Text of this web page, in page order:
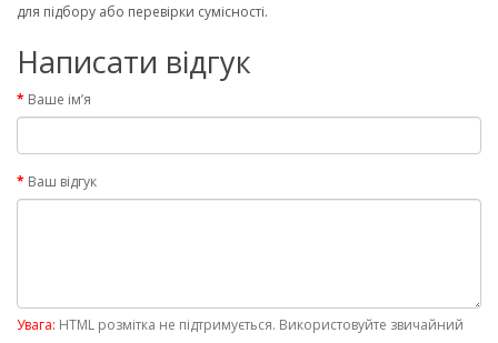
для підбору або перевірки сумісності.
Написати відгук
Ваше ім’я
Ваш відгук
Увага: HTML розмітка не підтримується. Використовуйте звичайний